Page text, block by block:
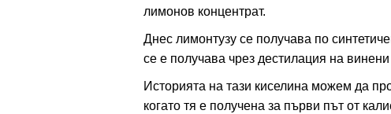
лимонов концентрат.
Днес лимонтузу се получава по
се е получава чрез дестилация на
Историята на тази киселина можем да
когато тя е получена за първи път от